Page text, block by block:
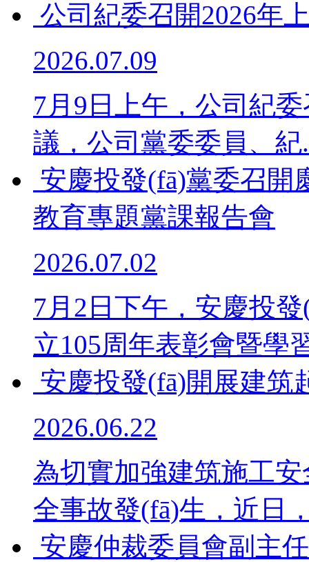
公司紀委召開2026年
2026.07.09
7月9日上午，公司紀
議，公司黨委委員、
安慶投發(fā)黨委召開
教育專題黨課報告會
2026.07.02
7月2日下午，安慶投
立105周年表彰會暨學
安慶投發(fā)開展建筑
2026.06.22
為切實加強建筑施工安
全事故發(fā)生，近日
安慶仲裁委員會副主